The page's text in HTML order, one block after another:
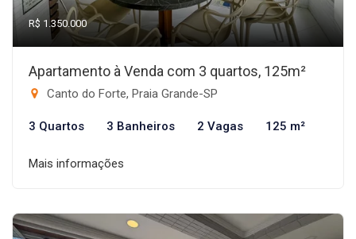
R$ 1.350.000
Apartamento à Venda com 3 quartos, 125m²
Canto do Forte, Praia Grande-SP
3 Quartos 3 Banheiros 2 Vagas 125 m²
Mais informações